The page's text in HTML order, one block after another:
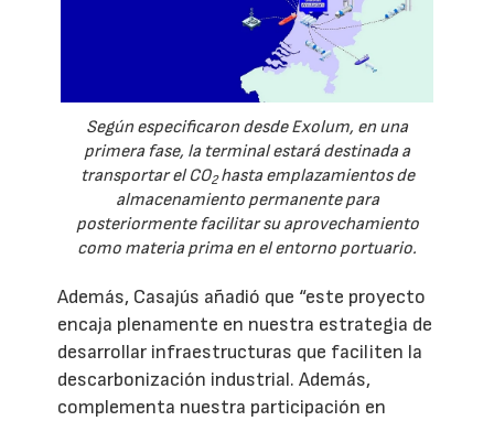
Según especificaron desde Exolum, en una
primera fase, la terminal estará destinada a
transportar el CO2hasta emplazamientos de
almacenamiento permanente para
posteriormente facilitar su aprovechamiento
como materia prima en el entorno portuario.
Además, Casajús añadió que “este proyecto
encaja plenamente en nuestra estrategia de
desarrollar infraestructuras que faciliten la
descarbonización industrial. Además,
complementa nuestra participación en